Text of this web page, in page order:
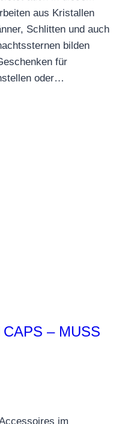
aus Kristallen
Schlitten und auch
bilden
für
oder…
– MUSS
im